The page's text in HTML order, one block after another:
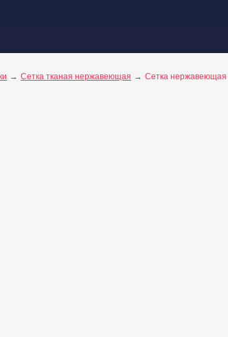
Сетка тканая нержавеющая Сетка нержавеющая